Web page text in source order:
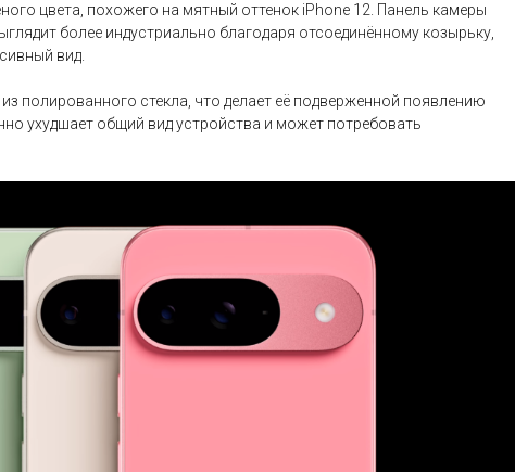
цвета, похожего на мятный оттенок iPhone 12. Панель камеры
более индустриально благодаря отсоединённому козырьку,
вид.
полированного стекла, что делает её подверженной появлению
ухудшает общий вид устройства и может потребовать